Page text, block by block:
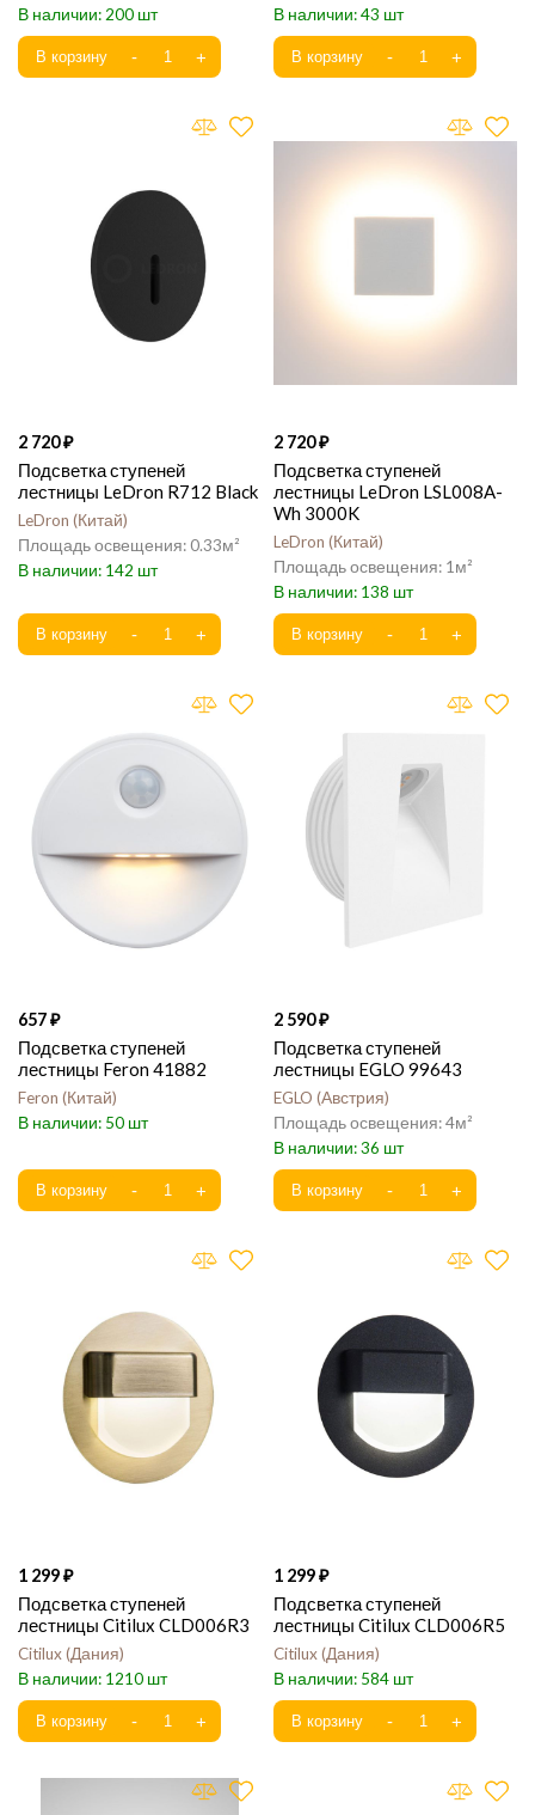
200
43
2 720
Подсветка ступеней
лестницы LeDron R712 Black
LeDron Китай
0.33
142
2 720
Подсветка ступеней
лестницы LeDron LSL008A-
Wh 3000K
LeDron Китай
1
138
657
Подсветка ступеней
лестницы Feron 41882
Feron Китай
50
2 590
Подсветка ступеней
лестницы EGLO 99643
EGLO Австрия
4
36
1 299
Подсветка ступеней
лестницы Citilux CLD006R3
Citilux Дания
1210
1 299
Подсветка ступеней
лестницы Citilux CLD006R5
Citilux Дания
584